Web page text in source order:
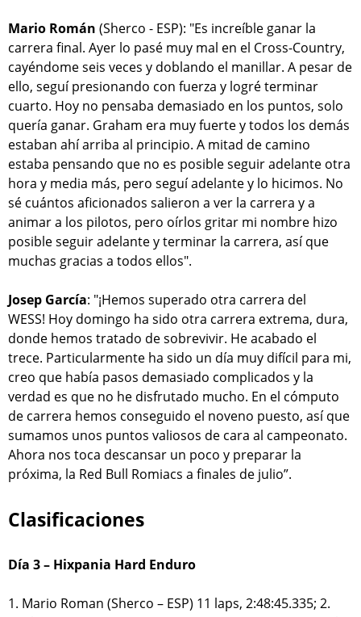
Mario Román (Sherco - ESP): "Es increíble ganar la
carrera final. Ayer lo pasé muy mal en el Cross-Country,
cayéndome seis veces y doblando el manillar. A pesar de
ello, seguí presionando con fuerza y logré terminar
cuarto. Hoy no pensaba demasiado en los puntos, solo
quería ganar. Graham era muy fuerte y todos los demás
estaban ahí arriba al principio. A mitad de camino
estaba pensando que no es posible seguir adelante otra
hora y media más, pero seguí adelante y lo hicimos. No
sé cuántos aficionados salieron a ver la carrera y a
animar a los pilotos, pero oírlos gritar mi nombre hizo
posible seguir adelante y terminar la carrera, así que
muchas gracias a todos ellos".
Josep García: "¡Hemos superado otra carrera del
WESS! Hoy domingo ha sido otra carrera extrema, dura,
donde hemos tratado de sobrevivir. He acabado el
trece. Particularmente ha sido un día muy difícil para mi,
creo que había pasos demasiado complicados y la
verdad es que no he disfrutado mucho. En el cómputo
de carrera hemos conseguido el noveno puesto, así que
sumamos unos puntos valiosos de cara al campeonato.
Ahora nos toca descansar un poco y preparar la
próxima, la Red Bull Romiacs a finales de julio”.
Clasificaciones
Día 3 – Hixpania Hard Enduro
1. Mario Roman (Sherco – ESP) 11 laps, 2:48:45.335; 2.